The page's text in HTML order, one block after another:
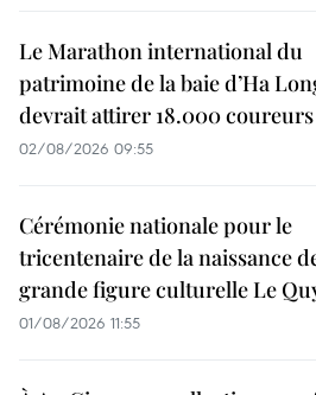
Le Marathon international du
patrimoine de la baie d’Ha
devrait attirer 18.000 coureurs
02/08/2026 09:55
Cérémonie nationale pour le
tricentenaire de la naissance
grande figure culturelle Le
01/08/2026 11:55